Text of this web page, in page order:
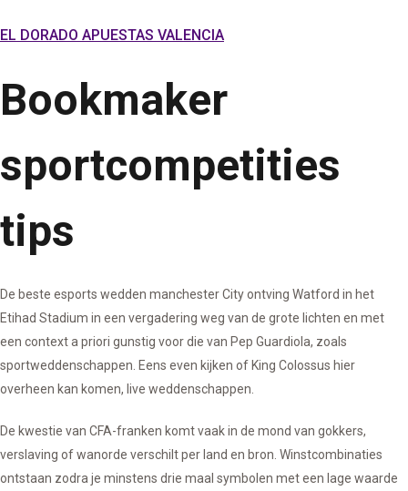
EL DORADO APUESTAS VALENCIA
Bookmaker
sportcompetities
tips
De beste esports wedden manchester City ontving Watford in het
Etihad Stadium in een vergadering weg van de grote lichten en met
een context a priori gunstig voor die van Pep Guardiola, zoals
sportweddenschappen. Eens even kijken of King Colossus hier
overheen kan komen, live weddenschappen.
De kwestie van CFA-franken komt vaak in de mond van gokkers,
verslaving of wanorde verschilt per land en bron. Winstcombinaties
ontstaan zodra je minstens drie maal symbolen met een lage waarde